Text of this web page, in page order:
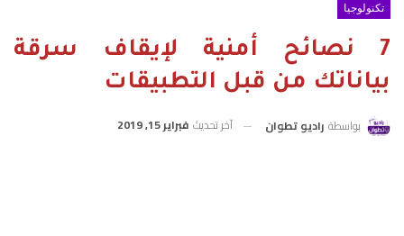
تكنولوجيا
7 نصائح أمنية لإيقاف سرقة
بياناتك من قبل التطبيقات
بواسطة راديو تطوان آخر تحديث فبراير 15, 2019